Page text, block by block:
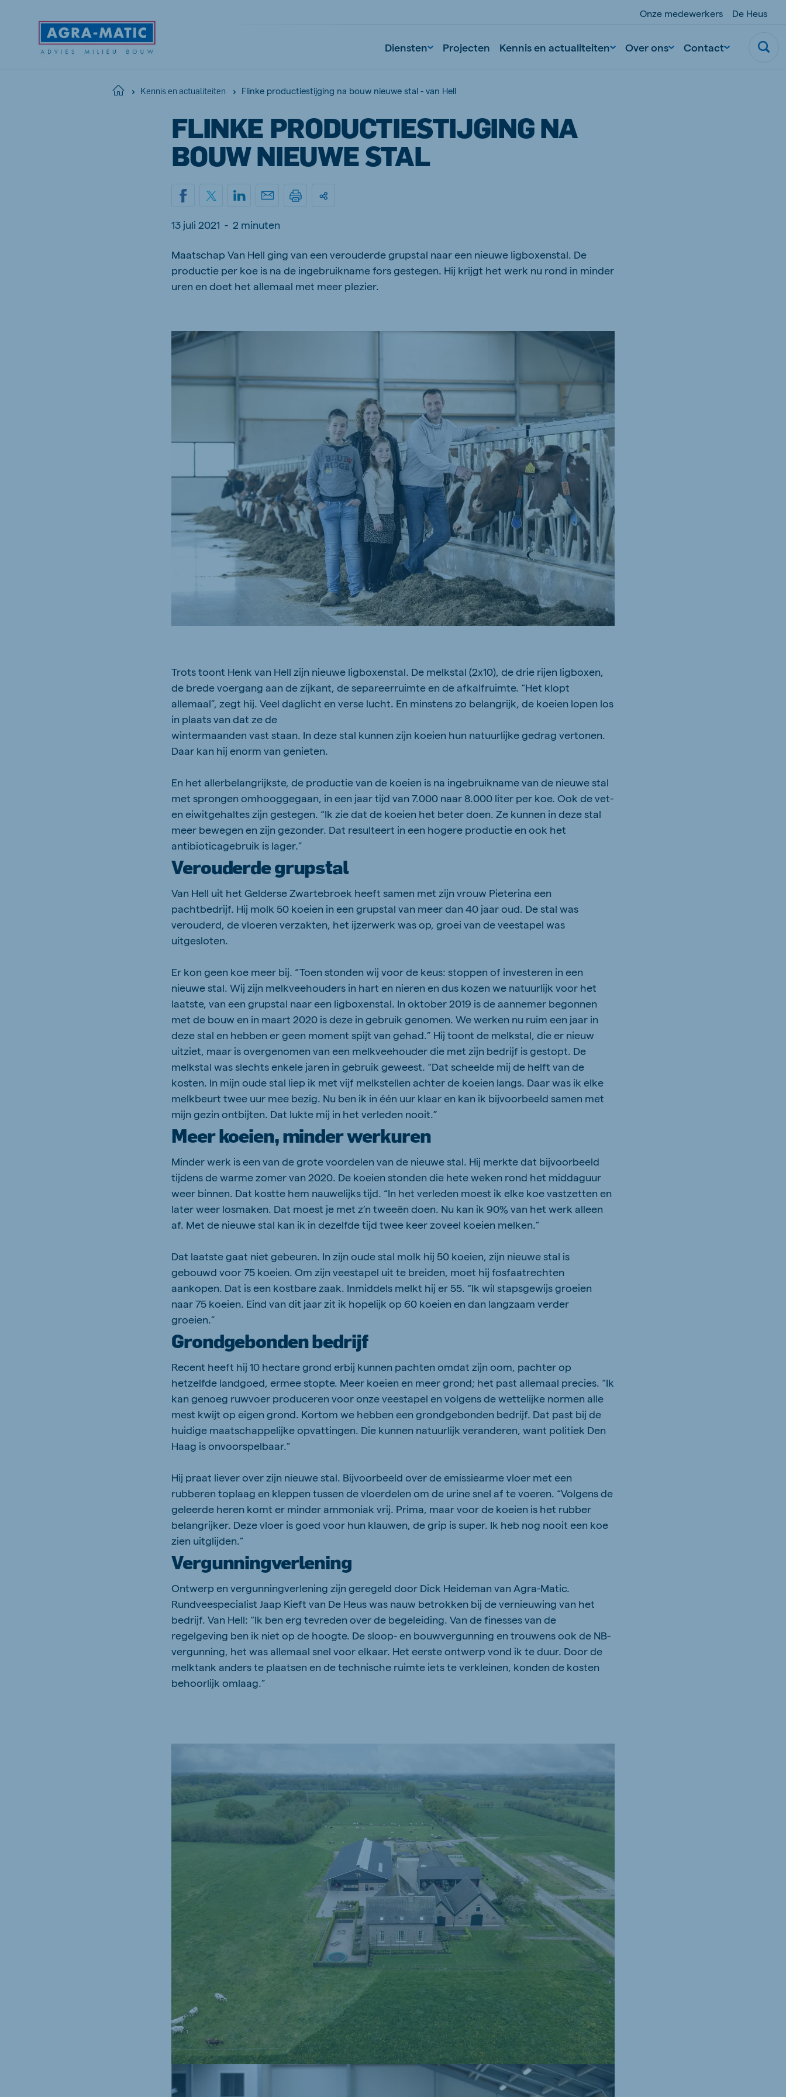
Onze medewerkers De Heus
Diensten Projecten Kennis en actualiteiten Over ons Contact
Home Kennis en actualiteiten Flinke productiestijging na bouw nieuwe stal - van Hell
FLINKE PRODUCTIESTIJGING NA
BOUW NIEUWE STAL
13 juli 2021 - 2 minuten
Maatschap Van Hell ging van een verouderde grupstal naar een nieuwe ligboxenstal. De
productie per koe is na de ingebruikname fors gestegen. Hij krijgt het werk nu rond in minder
uren en doet het allemaal met meer plezier.
Trots toont Henk van Hell zijn nieuwe ligboxenstal. De melkstal (2x10), de drie rijen ligboxen,
de brede voergang aan de zijkant, de separeerruimte en de afkalfruimte. “Het klopt
allemaal”, zegt hij. Veel daglicht en verse lucht. En minstens zo belangrijk, de koeien lopen los
in plaats van dat ze de
wintermaanden vast staan. In deze stal kunnen zijn koeien hun natuurlijke gedrag vertonen.
Daar kan hij enorm van genieten.
En het allerbelangrijkste, de productie van de koeien is na ingebruikname van de nieuwe stal
met sprongen omhooggegaan, in een jaar tijd van 7.000 naar 8.000 liter per koe. Ook de vet-
en eiwitgehaltes zijn gestegen. “Ik zie dat de koeien het beter doen. Ze kunnen in deze stal
meer bewegen en zijn gezonder. Dat resulteert in een hogere productie en ook het
antibioticagebruik is lager.”
Verouderde grupstal
Van Hell uit het Gelderse Zwartebroek heeft samen met zijn vrouw Pieterina een
pachtbedrijf. Hij molk 50 koeien in een grupstal van meer dan 40 jaar oud. De stal was
verouderd, de vloeren verzakten, het ijzerwerk was op, groei van de veestapel was
uitgesloten.
Er kon geen koe meer bij. “Toen stonden wij voor de keus: stoppen of investeren in een
nieuwe stal. Wij zijn melkveehouders in hart en nieren en dus kozen we natuurlijk voor het
laatste, van een grupstal naar een ligboxenstal. In oktober 2019 is de aannemer begonnen
met de bouw en in maart 2020 is deze in gebruik genomen. We werken nu ruim een jaar in
deze stal en hebben er geen moment spijt van gehad.” Hij toont de melkstal, die er nieuw
uitziet, maar is overgenomen van een melkveehouder die met zijn bedrijf is gestopt. De
melkstal was slechts enkele jaren in gebruik geweest. “Dat scheelde mij de helft van de
kosten. In mijn oude stal liep ik met vijf melkstellen achter de koeien langs. Daar was ik elke
melkbeurt twee uur mee bezig. Nu ben ik in één uur klaar en kan ik bijvoorbeeld samen met
mijn gezin ontbijten. Dat lukte mij in het verleden nooit.”
Meer koeien, minder werkuren
Minder werk is een van de grote voordelen van de nieuwe stal. Hij merkte dat bijvoorbeeld
tijdens de warme zomer van 2020. De koeien stonden die hete weken rond het middaguur
weer binnen. Dat kostte hem nauwelijks tijd. “In het verleden moest ik elke koe vastzetten en
later weer losmaken. Dat moest je met z’n tweeën doen. Nu kan ik 90% van het werk alleen
af. Met de nieuwe stal kan ik in dezelfde tijd twee keer zoveel koeien melken.”
Dat laatste gaat niet gebeuren. In zijn oude stal molk hij 50 koeien, zijn nieuwe stal is
gebouwd voor 75 koeien. Om zijn veestapel uit te breiden, moet hij fosfaatrechten
aankopen. Dat is een kostbare zaak. Inmiddels melkt hij er 55. “Ik wil stapsgewijs groeien
naar 75 koeien. Eind van dit jaar zit ik hopelijk op 60 koeien en dan langzaam verder
groeien.”
Grondgebonden bedrijf
Recent heeft hij 10 hectare grond erbij kunnen pachten omdat zijn oom, pachter op
hetzelfde landgoed, ermee stopte. Meer koeien en meer grond; het past allemaal precies. “Ik
kan genoeg ruwvoer produceren voor onze veestapel en volgens de wettelijke normen alle
mest kwijt op eigen grond. Kortom we hebben een grondgebonden bedrijf. Dat past bij de
huidige maatschappelijke opvattingen. Die kunnen natuurlijk veranderen, want politiek Den
Haag is onvoorspelbaar.”
Hij praat liever over zijn nieuwe stal. Bijvoorbeeld over de emissiearme vloer met een
rubberen toplaag en kleppen tussen de vloerdelen om de urine snel af te voeren. “Volgens de
geleerde heren komt er minder ammoniak vrij. Prima, maar voor de koeien is het rubber
belangrijker. Deze vloer is goed voor hun klauwen, de grip is super. Ik heb nog nooit een koe
zien uitglijden.”
Vergunningverlening
Ontwerp en vergunningverlening zijn geregeld door Dick Heideman van Agra-Matic.
Rundveespecialist Jaap Kieft van De Heus was nauw betrokken bij de vernieuwing van het
bedrijf. Van Hell: “Ik ben erg tevreden over de begeleiding. Van de finesses van de
regelgeving ben ik niet op de hoogte. De sloop- en bouwvergunning en trouwens ook de NB-
vergunning, het was allemaal snel voor elkaar. Het eerste ontwerp vond ik te duur. Door de
melktank anders te plaatsen en de technische ruimte iets te verkleinen, konden de kosten
behoorlijk omlaag.”